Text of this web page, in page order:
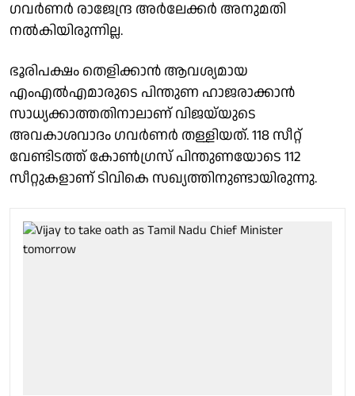
ഗവർണർ രാജേന്ദ്ര അർലേക്കർ അനുമതി
നൽകിയിരുന്നില്ല.
ഭൂരിപക്ഷം തെളിക്കാൻ ആവശ്യമായ
എംഎൽഎമാരുടെ പിന്തുണ ഹാജരാക്കാൻ
സാധ്യക്കാത്തതിനാലാണ് വിജയ്‌യുടെ
അവകാശവാദം ഗവർണർ തള്ളിയത്. 118 സീറ്റ്
വേണ്ടിടത്ത് കോൺഗ്രസ് പിന്തുണയോടെ 112
സീറ്റുകളാണ് ടിവികെ സഖ്യത്തിനുണ്ടായിരുന്നു.